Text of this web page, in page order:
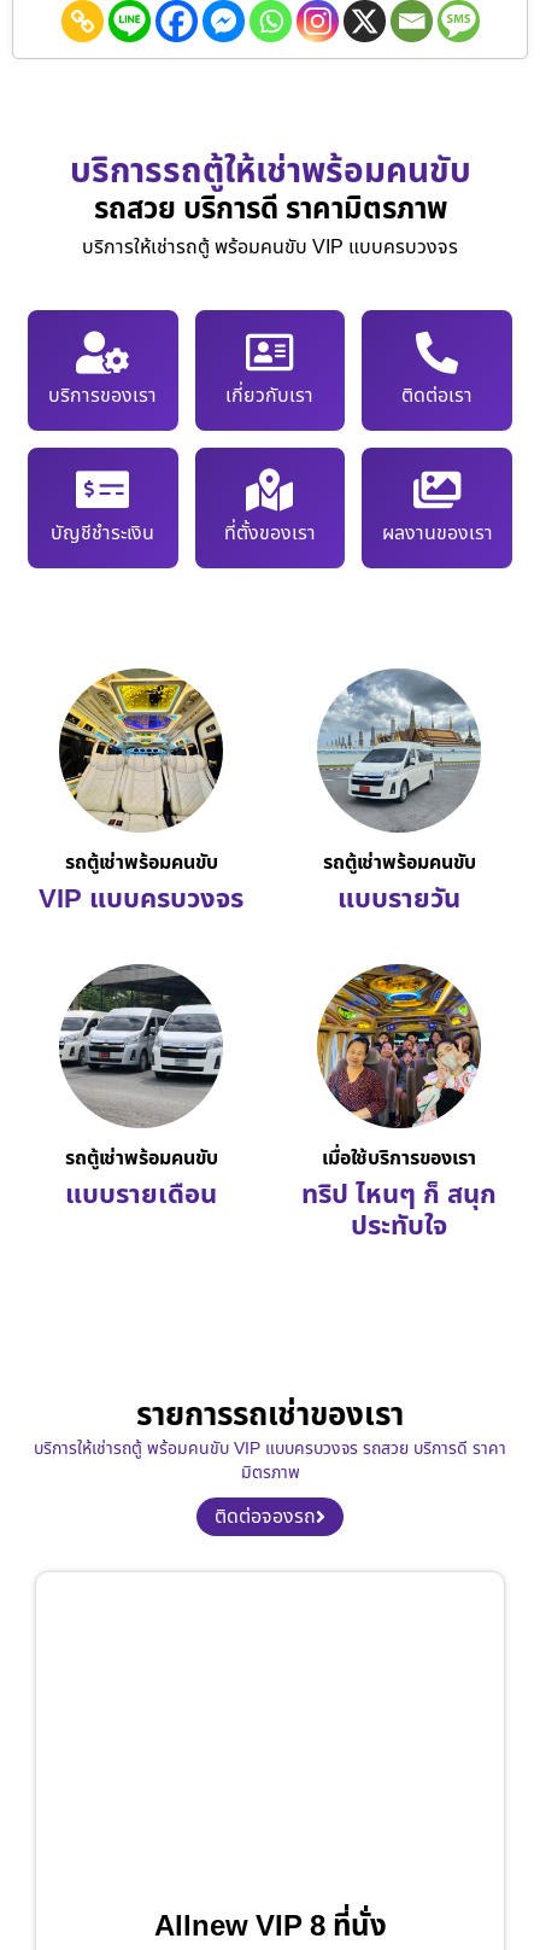
บริการรถตู้ให้เช่าพร้อมคนขับ
รถสวย บริการดี ราคามิตรภาพ
บริการให้เช่ารถตู้ พร้อมคนขับ VIP แบบครบวงจร
บริการของเรา เกี่ยวกับเรา ติดต่อเรา
บัญชีชำระเงิน ที่ตั้งของเรา ผลงานของเรา
รถตู้เช่าพร้อมคนขับ
VIP แบบครบวงจร
รถตู้เช่าพร้อมคนขับ
แบบรายวัน
รถตู้เช่าพร้อมคนขับ
แบบรายเดือน
เมื่อใช้บริการของเรา
ทริป ไหนๆ ก็ สนุก
ประทับใจ
รายการรถเช่าของเรา
บริการให้เช่ารถตู้ พร้อมคนขับ VIP แบบครบวงจร รถสวย บริการดี ราคา
มิตรภาพ
ติดต่อจองรถ
Allnew VIP 8 ที่นั่ง